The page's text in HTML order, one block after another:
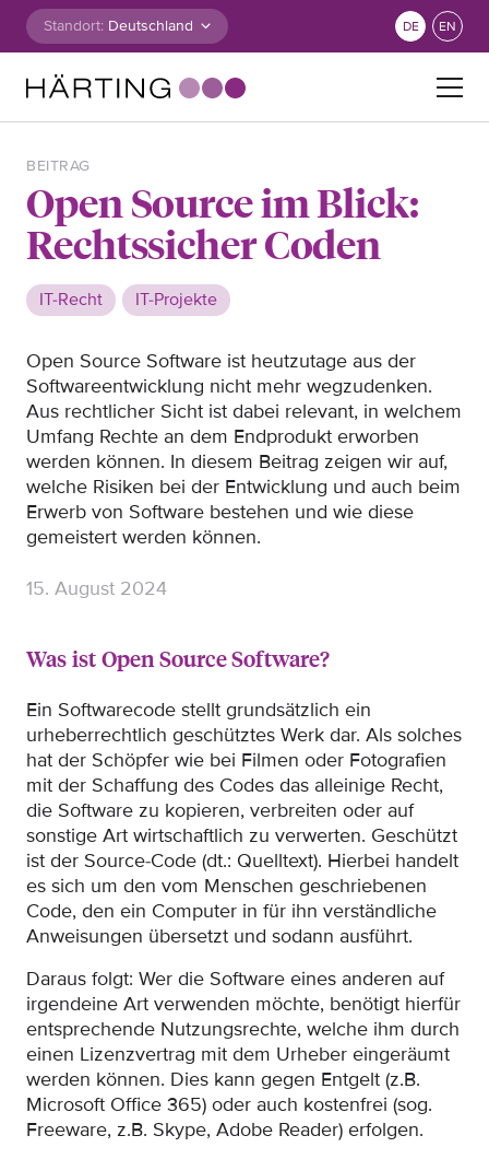
Zum Inhalt springen
Standort: DE EN
BEITRAG
Open Source im Blick:
Rechtssicher Coden
IT-Recht IT-Projekte
Open Source Software ist heutzutage aus der
Softwareentwicklung nicht mehr wegzudenken.
Aus rechtlicher Sicht ist dabei relevant, in welchem
Umfang Rechte an dem Endprodukt erworben
werden können. In diesem Beitrag zeigen wir auf,
welche Risiken bei der Entwicklung und auch beim
Erwerb von Software bestehen und wie diese
gemeistert werden können.
15. August 2024
Was ist Open Source Software?
Ein Softwarecode stellt grundsätzlich ein
urheberrechtlich geschütztes Werk dar. Als solches
hat der Schöpfer wie bei Filmen oder Fotografien
mit der Schaffung des Codes das alleinige Recht,
die Software zu kopieren, verbreiten oder auf
sonstige Art wirtschaftlich zu verwerten. Geschützt
ist der Source-Code (dt.: Quelltext). Hierbei handelt
es sich um den vom Menschen geschriebenen
Code, den ein Computer in für ihn verständliche
Anweisungen übersetzt und sodann ausführt.
Daraus folgt: Wer die Software eines anderen auf
irgendeine Art verwenden möchte, benötigt hierfür
entsprechende Nutzungsrechte, welche ihm durch
einen Lizenzvertrag mit dem Urheber eingeräumt
werden können. Dies kann gegen Entgelt (z.B.
Microsoft Office 365) oder auch kostenfrei (sog.
Freeware, z.B. Skype, Adobe Reader) erfolgen.